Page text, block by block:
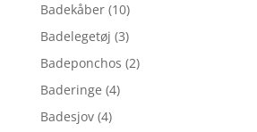
Badekåber (10)
Badelegetøj (3)
Badeponchos (2)
Baderinge (4)
Badesjov (4)